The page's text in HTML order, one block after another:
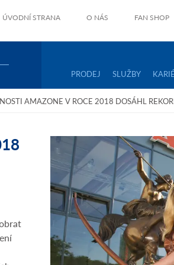
ÚVODNÍ STRANA O NÁS FAN SHOP
PRODEJ SLUŽBY
AMAZONE V ROCE 2018 DOSÁHL